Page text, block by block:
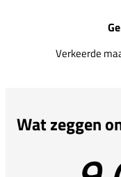
Verkeerde
Wat zeggen